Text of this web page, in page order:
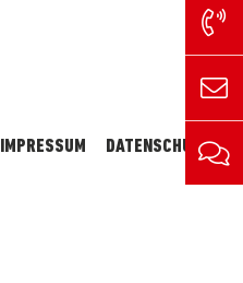
IMPRESSUM DATENSCHUTZ